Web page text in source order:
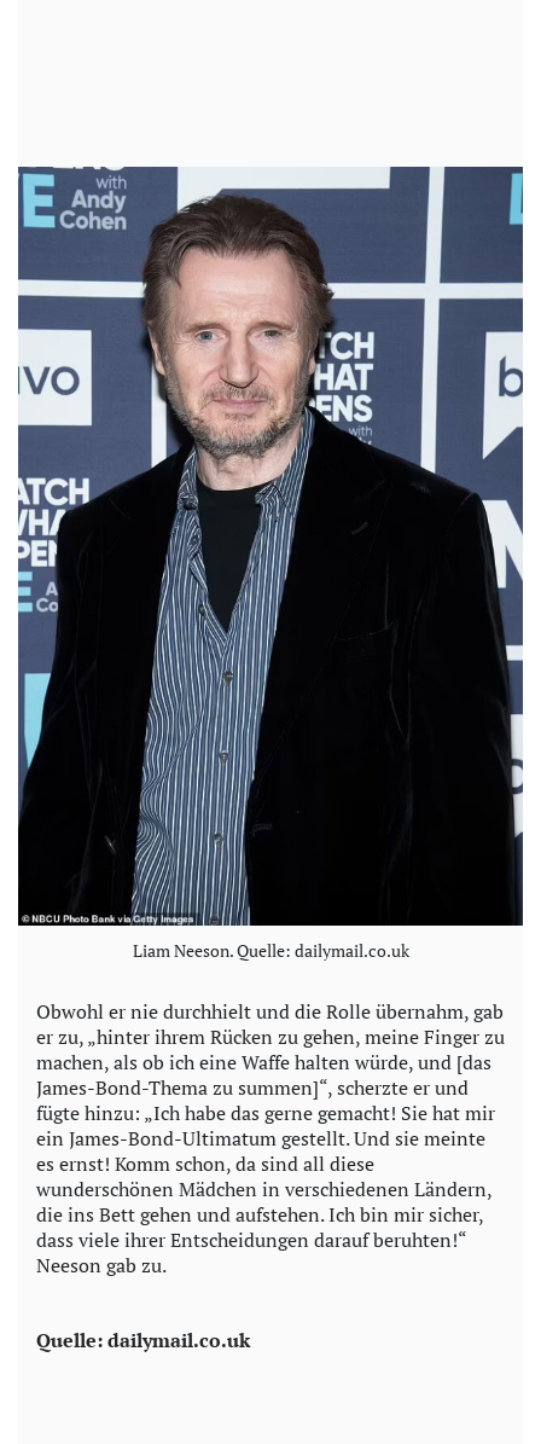
Liam Neeson. Quelle: dailymail.co.uk
Obwohl er nie durchhielt und die Rolle übernahm, gab
er zu, „hinter ihrem Rücken zu gehen, meine Finger zu
machen, als ob ich eine Waffe halten würde, und [das
James-Bond-Thema zu summen]“, scherzte er und
fügte hinzu: „Ich habe das gerne gemacht! Sie hat mir
ein James-Bond-Ultimatum gestellt. Und sie meinte
es ernst! Komm schon, da sind all diese
wunderschönen Mädchen in verschiedenen Ländern,
die ins Bett gehen und aufstehen. Ich bin mir sicher,
dass viele ihrer Entscheidungen darauf beruhten!“
Neeson gab zu.
Quelle: dailymail.co.uk